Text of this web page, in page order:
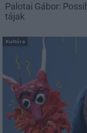
Palotai Gábor:
tájak
Kultúra